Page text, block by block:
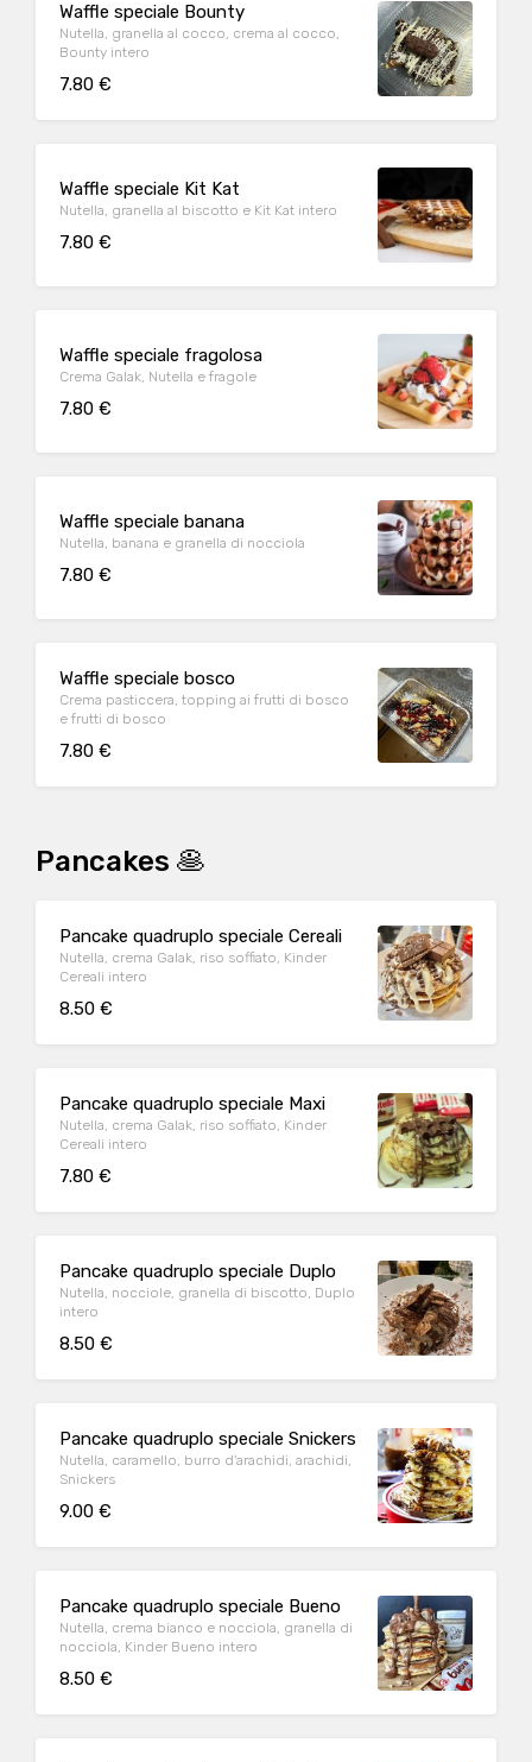
Waffle speciale Bounty
Nutella, granella al cocco, crema al cocco,
Bounty intero
7.80 €
Waffle speciale Kit Kat
Nutella, granella al biscotto e Kit Kat intero
7.80 €
Waffle speciale fragolosa
Crema Galak, Nutella e fragole
7.80 €
Waffle speciale banana
Nutella, banana e granella di nocciola
7.80 €
Waffle speciale bosco
Crema pasticcera, topping ai frutti di bosco
e frutti di bosco
7.80 €
Pancakes 🥞
Pancake quadruplo speciale Cereali
Nutella, crema Galak, riso soffiato, Kinder
Cereali intero
8.50 €
Pancake quadruplo speciale Maxi
Nutella, crema Galak, riso soffiato, Kinder
Cereali intero
7.80 €
Pancake quadruplo speciale Duplo
Nutella, nocciole, granella di biscotto, Duplo
intero
8.50 €
Pancake quadruplo speciale Snickers
Nutella, caramello, burro d'arachidi, arachidi,
Snickers
9.00 €
Pancake quadruplo speciale Bueno
Nutella, crema bianco e nocciola, granella di
nocciola, Kinder Bueno intero
8.50 €